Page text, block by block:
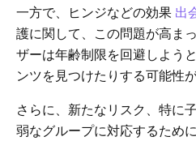
一方で、ヒンジなどの効果 出
護に関して、この問題が高ま
ザーは年齢制限を回避しよう
ンツを見つけたりする可能性が
さらに、新たなリスク、特に
弱なグループに対応するため